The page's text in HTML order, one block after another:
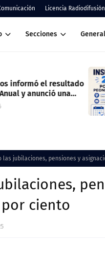
Licencia Radiodifusión
Secciones
informó el resultado
y anunció una
las jubilaciones, pensiones y
ciento